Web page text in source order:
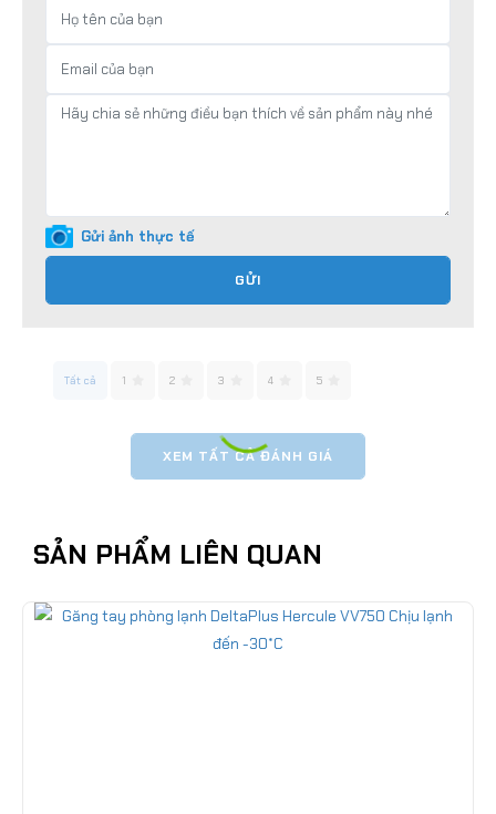
Gửi ảnh thực tế
GỬI
Tất cả 1 2 3 4 5
XEM TẤT CẢ ĐÁNH GIÁ
SẢN PHẨM LIÊN QUAN